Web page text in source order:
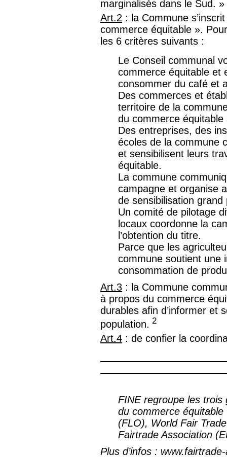
marginalisés dans le Sud.
Art.2 : la Commune
commerce équitable ».
les 6 critères suivants :
Le Conseil communal
commerce équitable et
consommer du café et
Des commerces et
territoire de la
du commerce équitable
Des entreprises, des
écoles de la commune
et sensibilisent leurs
équitable.
La commune
campagne et organise
de sensibilisation
Un comité de pilotage
locaux coordonne la
l’obtention du titre.
Parce que les
commune soutient une
consommation de
Art.3 : la Commune
à propos du commerce
durables afin d’informer et
population. 2
Art.4 : de confier la
FINE regroupe les trois
du commerce
(FLO), World Fair
Fairtrade Association
Plus d’infos :